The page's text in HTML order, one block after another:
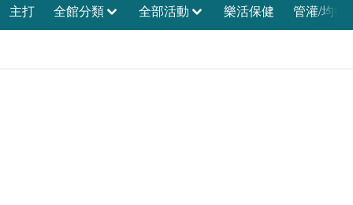
主打 全館分類 全部活動 樂活保健 管灌/均衡